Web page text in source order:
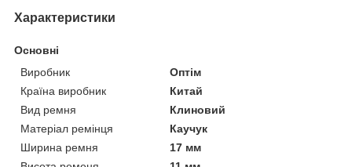
Характеристики
Основні
Виробник
Оптім
Країна виробник
Китай
Вид ремня
Клиновий
Матеріал ремінця
Каучук
Ширина ремня
17 мм